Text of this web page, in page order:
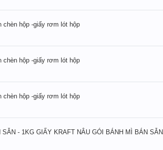
chèn hộp -giấy rơm lót hộp
chèn hộp -giấy rơm lót hộp
chèn hộp -giấy rơm lót hộp
- 1KG GIẤY KRAFT NÂU GÓI BÁNH MÌ BÁN SẴN